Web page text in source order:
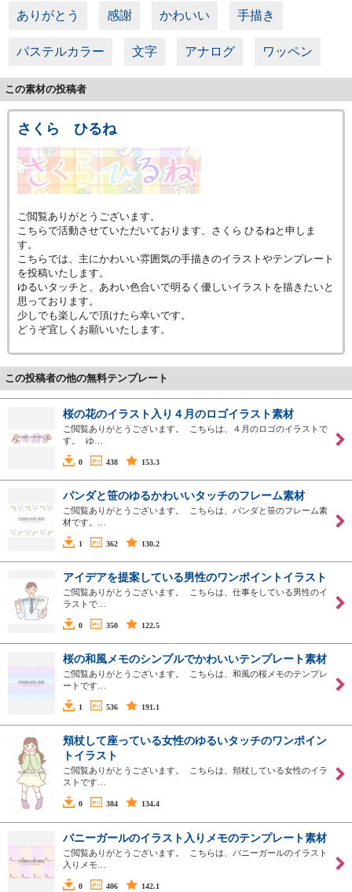
ありがとう 感謝 かわいい 手描き
パステルカラー 文字 アナログ ワッペン
この素材の投稿者
さくら ひるね
ご閲覧ありがとうございます。
こちらで活動させていただいております、さくら ひるねと申しま
す。
こちらでは、主にかわいい雰囲気の手描きのイラストやテンプレート
を投稿いたします。
ゆるいタッチと、あわい色合いで明るく優しいイラストを描きたいと
思っております。
少しでも楽しんで頂けたら幸いです。
どうぞ宜しくお願いいたします。
この投稿者の他の無料テンプレート
桜の花のイラスト入り４月のロゴイラスト素材
ご閲覧ありがとうございます。 こちらは、４月のロゴのイラストで
す。 ゆ…
0 438 153.3
パンダと笹のゆるかわいいタッチのフレーム素材
ご閲覧ありがとうございます。 こちらは、パンダと笹のフレーム素
材です。…
1 362 130.2
アイデアを提案している男性のワンポイントイラスト
ご閲覧ありがとうございます。 こちらは、仕事をしている男性のイ
ラストで…
0 350 122.5
桜の和風メモのシンプルでかわいいテンプレート素材
ご閲覧ありがとうございます。 こちらは、和風の桜メモのテンプレ
ートです…
1 536 191.1
頬杖して座っている女性のゆるいタッチのワンポイン
トイラスト
ご閲覧ありがとうございます。 こちらは、頬杖している女性のイラ
ストです…
0 384 134.4
バニーガールのイラスト入りメモのテンプレート素材
ご閲覧ありがとうございます。 こちらは、バニーガールのイラスト
入りメモ…
0 406 142.1